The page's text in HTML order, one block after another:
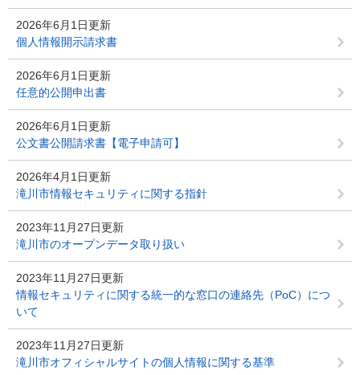
2026年6月1日更新
個人情報開示請求書
2026年6月1日更新
任意的公開申出書
2026年6月1日更新
公文書公開請求書【電子申請可】
2026年4月1日更新
滝川市情報セキュリティに関する指針
2023年11月27日更新
滝川市のオープンデータ取り扱い
2023年11月27日更新
情報セキュリティに関する統一的な窓口の連絡先（PoC）につ
いて
2023年11月27日更新
滝川市オフィシャルサイトの個人情報に関する基準